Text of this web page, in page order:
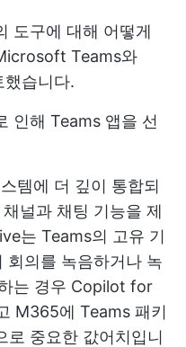
도구에 대해 어떻게
Teams와
습니다.
인해 Teams 앱을 선
템에 더 깊이 통합되
널과 채팅 기능을 제
는 Teams의 고유 기
회의를 녹음하거나 녹
는 경우 Copilot for
M365에 Teams 패키
로 중요한 값어치입니